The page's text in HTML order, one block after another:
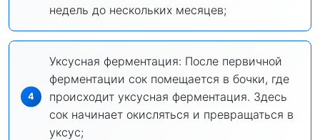
недель до нескольких месяцев;
Уксусная ферментация: После первичной
ферментации сок помещается в бочки, где
происходит уксусная ферментация. Здесь
сок начинает окисляться и превращаться в
уксус;